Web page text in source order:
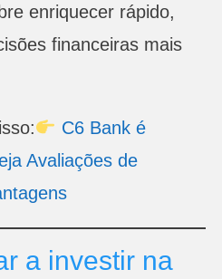
enriquecer rápido,
financeiras mais
C6 Bank é
Avaliações de
a investir na